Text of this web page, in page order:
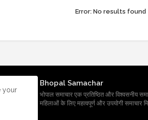
Error:No results found
Bhopal Samachar
भोपाल समाचार एक प्रतिष्ठित और विश्वसनीय
महिलाओं के लिए महत्वपूर्ण और उपयोगी समाचार
your